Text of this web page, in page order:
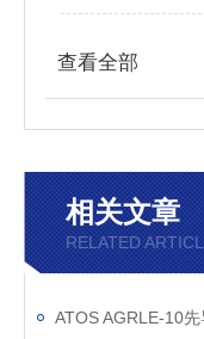
查看全部
相关文章
RELATED